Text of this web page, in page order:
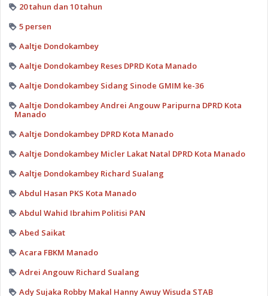
20 tahun dan 10 tahun
5 persen
Aaltje Dondokambey
Aaltje Dondokambey Reses DPRD Kota Manado
Aaltje Dondokambey Sidang Sinode GMIM ke-36
Aaltje Dondokambey Andrei Angouw Paripurna DPRD Kota
Manado
Aaltje Dondokambey DPRD Kota Manado
Aaltje Dondokambey Micler Lakat Natal DPRD Kota Manado
Aaltje Dondokambey Richard Sualang
Abdul Hasan PKS Kota Manado
Abdul Wahid Ibrahim Politisi PAN
Abed Saikat
Acara FBKM Manado
Adrei Angouw Richard Sualang
Ady Sujaka Robby Makal Hanny Awuy Wisuda STAB